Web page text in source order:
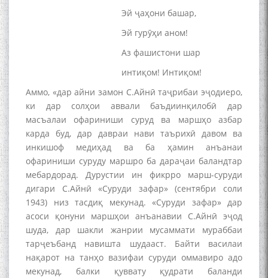
Эй ҷаҳони башар,
Эй гурӯҳи аном!
Аз фашистони шар
интиқом! Интиқом!
Аммо, «дар айни замон С.Айнӣ таҷрибаи эҷодиеро,
ки дар солҳои аввали баъдиинқилобӣ дар
масъалаи офариниши суруд ва маршҳо азбар
карда буд, дар давраи нави таърихӣ давом ва
инкишоф медиҳад ва ба ҳамин анъанаи
офариниши суруду маршро ба дараҷаи баландтар
мебардорад. Дурустии ин фикрро марш-суруди
дигари С.Айнӣ «Суруди зафар» (сентябри соли
1943) низ тасдиқ мекунад. «Суруди зафар» дар
асоси қонуни маршҳои анъанавии С.Айнӣ эҷод
шуда, дар шакли жанрии мусаммати мураббаи
тарҷеъбанд навишта шудааст. Байти василаи
нақарот на танҳо вазифаи суруди оммавиро адо
мекунад, балки қуввату қудрати баланди